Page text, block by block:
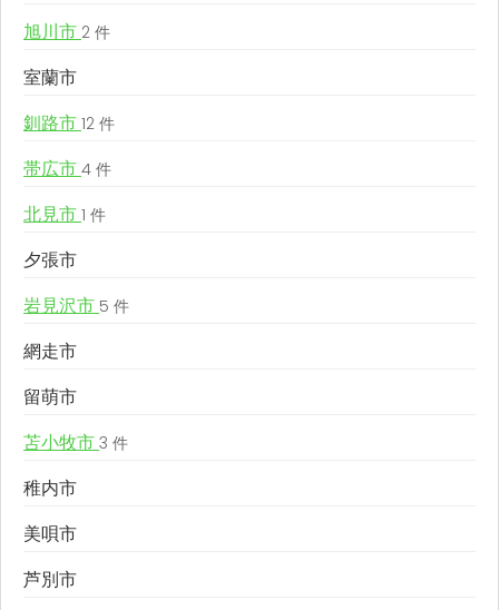
旭川市 2 件
室蘭市
釧路市 12 件
帯広市 4 件
北見市 1 件
夕張市
岩見沢市 5 件
網走市
留萌市
苫小牧市 3 件
稚内市
美唄市
芦別市